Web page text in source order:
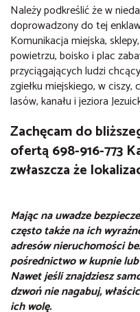
Należy podkreślić że w
doprowadzony do tej
Komunikacja miejska,
powietrzu, boisko i plac
przyciągających ludzi
zgiełku miejskiego, w
lasów, kanału i jeziora
Zachęcam do
ofertą 698-916-773
zwłaszcza że
Mając na uwadze
często także na ich
adresów nieruchomości
pośrednictwo w kupnie
Nawet jeśli znajdziesz
dzwoń nie nagabuj,
ich wolę.